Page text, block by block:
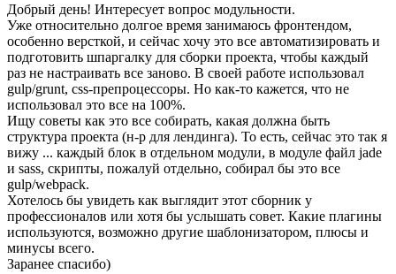
Добрый день! Интересует вопрос модульности.
Уже относительно долгое время занимаюсь фронтендом,
особенно версткой, и сейчас хочу это все автоматизировать и
подготовить шпаргалку для сборки проекта, чтобы каждый
раз не настраивать все заново. В своей работе использовал
gulp/grunt, css-препроцессоры. Но как-то кажется, что не
использовал это все на 100%.
Ищу советы как это все собирать, какая должна быть
структура проекта (н-р для лендинга). То есть, сейчас это так я
вижу ... каждый блок в отдельном модули, в модуле файл jade
и sass, скрипты, пожалуй отдельно, собирал бы это все
gulp/webpack.
Хотелось бы увидеть как выглядит этот сборник у
профессионалов или хотя бы услышать совет. Какие плагины
используются, возможно другие шаблонизатором, плюсы и
минусы всего.
Заранее спасибо)